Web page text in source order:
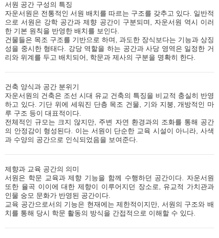
서원 공간 구성의 특징
자운서원은 전통적인 서원 배치를 따르는 구조를 갖추고 있다. 일반적
으로 서원은 강학 공간과 제향 공간이 구분되며, 자운서원 역시 이러
한 기본 원칙을 반영한 배치를 보인다.
건물들은 목조 구조를 기반으로 하며, 과도한 장식보다는 기능과 상징
성을 중시한 형태다. 강당 역할을 하는 공간과 사당 영역은 일정한 거
리와 위계를 두고 배치되어, 학문과 제사의 구분을 명확히 한다.
건축 양식과 공간 분위기
자운서원의 건축은 조선 시대 유교 건축의 특징을 비교적 충실히 반영
하고 있다. 기단 위에 세워진 단층 목조 건물, 기와 지붕, 개방적인 마
루 구조 등이 대표적이다.
전체적인 규모는 크지 않지만, 주변 자연 환경과의 조화를 통해 공간
의 안정감이 형성된다. 이는 서원이 단순한 교육 시설이 아니라, 사색
과 수양의 공간으로 인식되었음을 보여준다.
제향과 교육 공간의 의미
서원은 학문 교육과 제향 기능을 함께 수행하던 공간이다. 자운서원
또한 율곡 이이에 대한 제향이 이루어지던 장소로, 유교적 가치관과
인물 숭모 문화가 반영된 공간이다.
교육 공간으로서의 기능은 현재에는 제한적이지만, 서원의 구조와 배
치를 통해 당시 학문 활동의 방식을 간접적으로 이해할 수 있다.